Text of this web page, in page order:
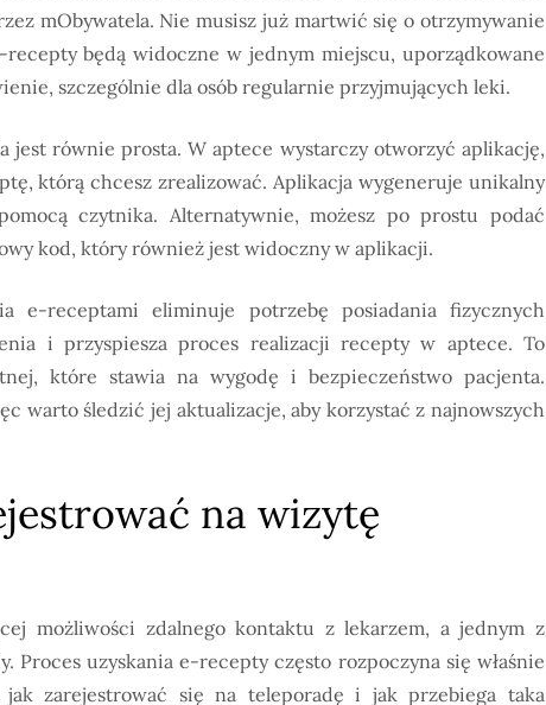
mObywatela. Nie musisz już martwić się o otrzymywanie
będą widoczne w jednym miejscu, uporządkowane
szczególnie dla osób regularnie przyjmujących leki.
jest równie prosta. W aptece wystarczy otworzyć aplikację,
którą chcesz zrealizować. Aplikacja wygeneruje unikalny
czytnika. Alternatywnie, możesz po prostu podać
kod, który również jest widoczny w aplikacji.
e-receptami eliminuje potrzebę posiadania fizycznych
i przyspiesza proces realizacji recepty w aptece. To
które stawia na wygodę i bezpieczeństwo pacjenta.
warto śledzić jej aktualizacje, aby korzystać z najnowszych
na wizytę
możliwości zdalnego kontaktu z lekarzem, a jednym z
Proces uzyskania e-recepty często rozpoczyna się właśnie
zarejestrować się na teleporadę i jak przebiega taka